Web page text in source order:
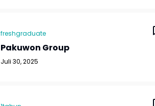
freshgraduate
Pakuwon Group
Juli 30, 2025